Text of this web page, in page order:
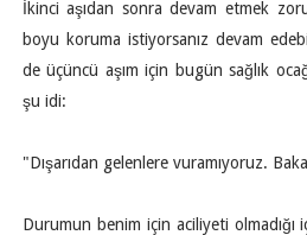
İkinci aşıdan sonra devam etmek
boyu koruma istiyorsanız devam
de üçüncü aşım için bugün sağlık
şu idi:
"Dışarıdan gelenlere vuramıyoruz.
Durumun benim için aciliyeti